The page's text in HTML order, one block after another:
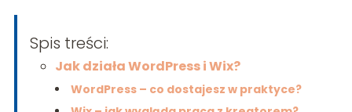
Spis treści:
Jak działa WordPress i Wix?
WordPress – co dostajesz w praktyce?